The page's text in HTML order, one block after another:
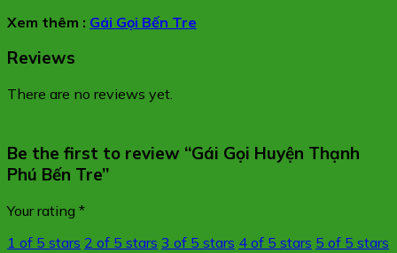
Xem thêm : Gái Gọi Bến Tre
Reviews
There are no reviews yet.
Be the first to review “Gái Gọi Huyện Thạnh
Phú Bến Tre”
Your rating *
1 of 5 stars 2 of 5 stars 3 of 5 stars 4 of 5 stars 5 of 5 stars